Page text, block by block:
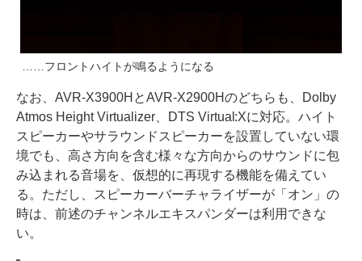
……フロントハイトが鳴るようになる
なお、AVR-X3900HとAVR-X2900Hのどちらも、Dolby
Atmos Height Virtualizer、DTS Virtual:Xに対応。ハイト
スピーカーやサラウンドスピーカーを設置していない環
境でも、高さ方向を含む様々な方向からのサウンドに包
み込まれる音場を、仮想的に再現する機能を備えてい
る。ただし、スピーカーバーチャライザーが「オン」の
時は、前述のチャンネルエキスパンダーは利用できな
い。